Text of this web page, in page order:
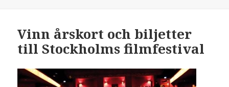
Vinn årskort och biljetter
till Stockholms filmfestival